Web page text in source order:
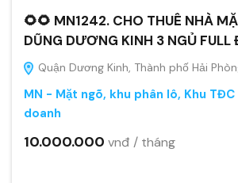
🌻🌻 MN1242. CHO THUÊ NHÀ
DŨNG DƯƠNG KINH 3 NGỦ FULL
Quận Dương Kinh, Thành phố Hải
MN - Mặt ngõ, khu phân lô, Khu
doanh
10.000.000 vnđ / tháng